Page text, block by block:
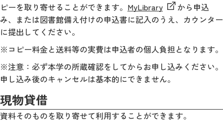
ピーを取り寄せることができます。 MyLibrary
から申込
み、または図書館備え付けの申込書に記入のうえ、カウンター
に提出してください。
※コピー料金と送料等の実費は申込者の個人負担となります。
※注意：必ず本学の所蔵確認をしてからお申し込みください。
申し込み後のキャンセルは基本的にできません。
現物貸借
資料そのものを取り寄せて利用することができます。